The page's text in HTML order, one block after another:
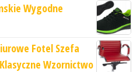
Wygodne
Fotel Szefa
Wzornictwo